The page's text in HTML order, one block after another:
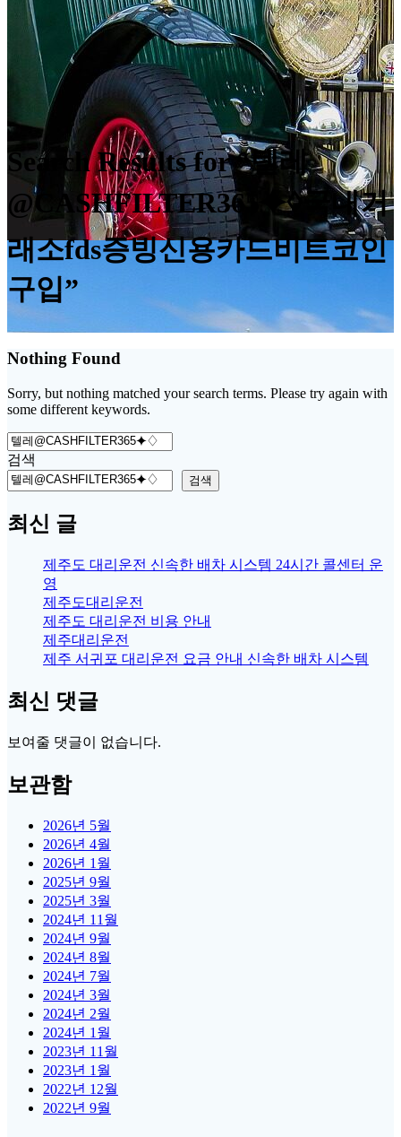
Search Results for “텔레
@CASHFILTER365⯌♢국내거
래소fds증빙신용카드비트코인
구입”
Nothing Found
Sorry, but nothing matched your search terms. Please try again with
some different keywords.
Search
for:
검색
검색
최신 글
제주도 대리운전 신속한 배차 시스템 24시간 콜센터 운
영
제주도대리운전
제주도 대리운전 비용 안내
제주대리운전
제주 서귀포 대리운전 요금 안내 신속한 배차 시스템
최신 댓글
보여줄 댓글이 없습니다.
보관함
2026년 5월
2026년 4월
2026년 1월
2025년 9월
2025년 3월
2024년 11월
2024년 9월
2024년 8월
2024년 7월
2024년 3월
2024년 2월
2024년 1월
2023년 11월
2023년 1월
2022년 12월
2022년 9월